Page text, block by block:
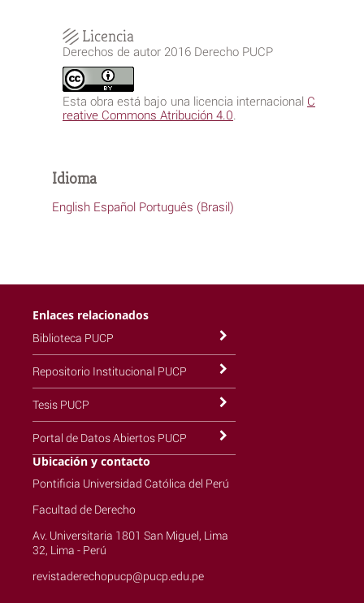
Licencia
Derechos de autor 2016 Derecho PUCP
Esta obra está bajo una licencia internacional C
reative Commons Atribución 4.0
Idioma
English Español Português (Brasil)
Enlaces relacionados
Biblioteca PUCP
Repositorio Institucional PUCP
Tesis PUCP
Portal de Datos Abiertos PUCP
Ubicación y contacto
Pontificia Universidad Católica del Perú
Facultad de Derecho
Av. Universitaria 1801 San Miguel, Lima
32, Lima - Perú
revistaderechopucp@pucp.edu.pe